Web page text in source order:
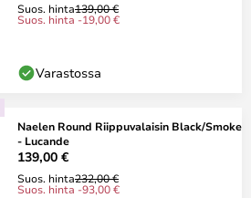
Suos. hinta139,00 €
Suos. hinta -19,00 €
Varastossa
Naelen Round Riippuvalaisin Black/Smoke
- Lucande
139,00 €
Suos. hinta232,00 €
Suos. hinta -93,00 €